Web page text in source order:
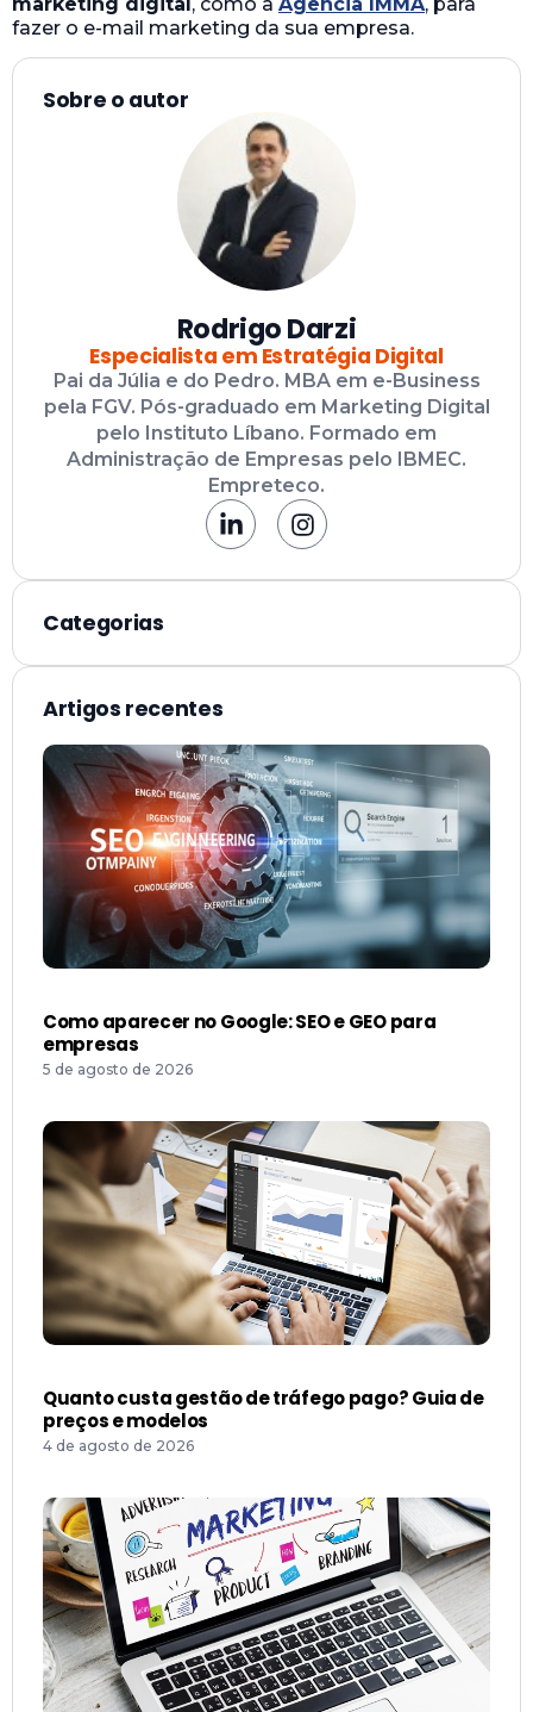
fazer o e-mail marketing da sua empresa.
Sobre o autor
Rodrigo Darzi
Especialista em Estratégia Digital
Pai da Júlia e do Pedro. MBA em e-Business
pela FGV. Pós-graduado em Marketing Digital
pelo Instituto Líbano. Formado em
Administração de Empresas pelo IBMEC.
Empreteco.
Categorias
Artigos recentes
Como aparecer no Google: SEO e GEO para
empresas
5 de agosto de 2026
Quanto custa gestão de tráfego pago? Guia de
preços e modelos
4 de agosto de 2026